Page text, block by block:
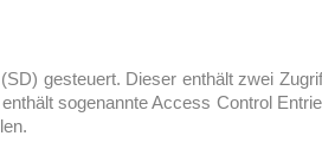
gesteuert. Dieser enthält zwei
sogenannte Access Control